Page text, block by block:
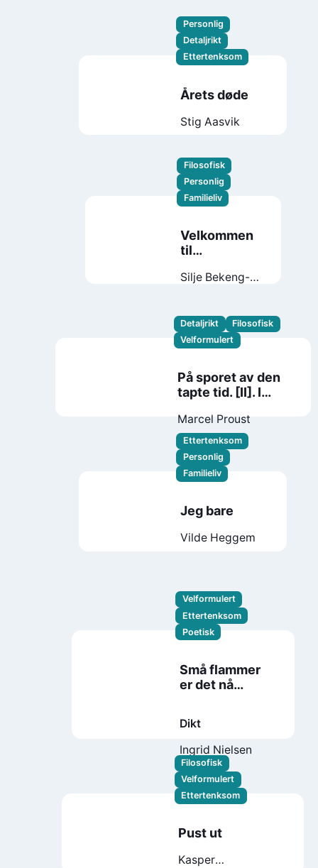
Personlig
Detaljrikt
Ettertenksom
Årets døde
Stig Aasvik
Filosofisk
Personlig
Familieliv
Velkommen
til
Silje Bekeng-
Detaljrikt
Filosofisk
Velformulert
På sporet av den
tapte tid. [II]. I
blomst
Marcel Proust
Ettertenksom
Personlig
Familieliv
Jeg bare
Vilde Heggem
Velformulert
Ettertenksom
Poetisk
Små flammer
er det nå
Dikt
Ingrid Nielsen
Filosofisk
Velformulert
Ettertenksom
Pust ut
Kasper